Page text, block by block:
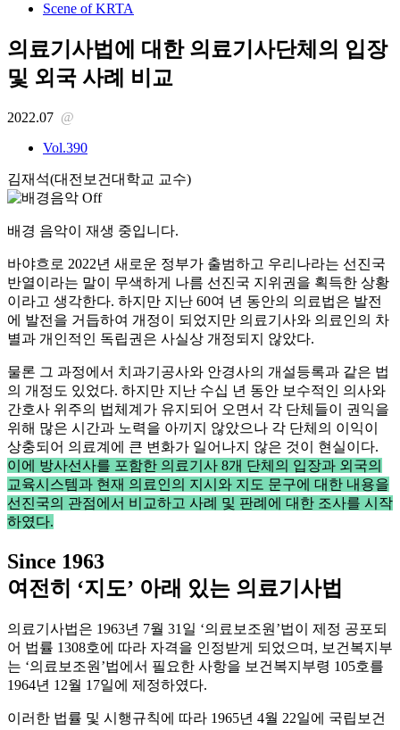
Scene of KRTA
의료기사법에 대한 의료기사단체의 입장
및 외국 사례 비교
2022.07 @
Vol.390
김재석(대전보건대학교 교수)
배경 음악이 재생 중입니다.
바야흐로 2022년 새로운 정부가 출범하고 우리나라는 선진국
반열이라는 말이 무색하게 나름 선진국 지위권을 획득한 상황
이라고 생각한다. 하지만 지난 60여 년 동안의 의료법은 발전
에 발전을 거듭하여 개정이 되었지만 의료기사와 의료인의 차
별과 개인적인 독립권은 사실상 개정되지 않았다.
물론 그 과정에서 치과기공사와 안경사의 개설등록과 같은 법
의 개정도 있었다. 하지만 지난 수십 년 동안 보수적인 의사와
간호사 위주의 법체계가 유지되어 오면서 각 단체들이 권익을
위해 많은 시간과 노력을 아끼지 않았으나 각 단체의 이익이
상충되어 의료계에 큰 변화가 일어나지 않은 것이 현실이다.
이에 방사선사를 포함한 의료기사 8개 단체의 입장과 외국의
교육시스템과 현재 의료인의 지시와 지도 문구에 대한 내용을
선진국의 관점에서 비교하고 사례 및 판례에 대한 조사를 시작
하였다.
Since 1963
여전히 ‘지도’ 아래 있는 의료기사법
의료기사법은 1963년 7월 31일 ‘의료보조원’법이 제정 공포되
어 법률 1308호에 따라 자격을 인정받게 되었으며, 보건복지부
는 ‘의료보조원’법에서 필요한 사항을 보건복지부령 105호를
1964년 12월 17일에 제정하였다.
이러한 법률 및 시행규칙에 따라 1965년 4월 22일에 국립보건